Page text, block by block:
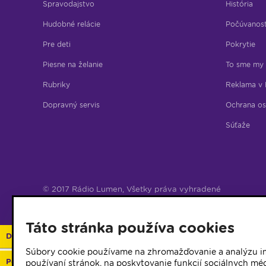
Spravodajstvo
Hudobné relácie
Pre deti
Piesne na želanie
Rubriky
Dopravný servis
História
Pokrytie
To sme my
Reklama v
Ochrana
Súťaže
© 2017 Rádio Lumen, Všetky práva vyhradené
Darujte 2%
Podporte vaše rádio
Táto stránka používa cookies
Súbory cookie používame na zhromažďovanie a analýzu
používaní stránok, na poskytovanie funkcií sociálnych